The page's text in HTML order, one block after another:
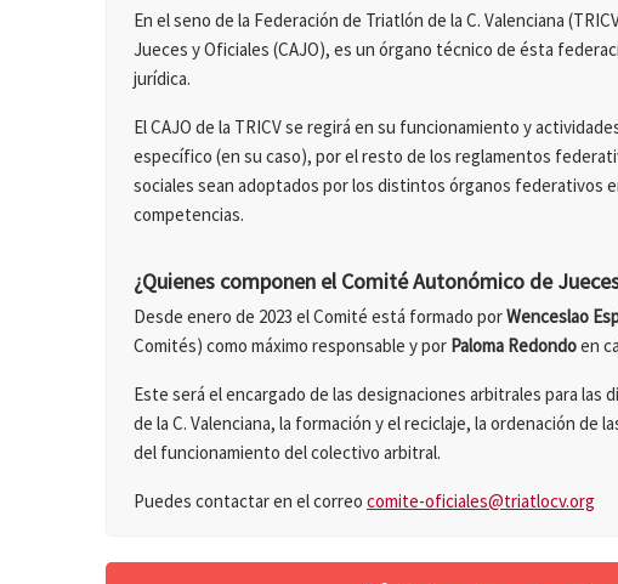
En el seno de la Federación de Triatlón de la C. Valenciana
Jueces y Oficiales (CAJO), es un órgano técnico de ésta
jurídica.
El CAJO de la TRICV se regirá en su funcionamiento y
específico (en su caso), por el resto de los reglamentos
sociales sean adoptados por los distintos órganos federativos
competencias.
¿Quienes componen el Comité Autonómico de
Desde enero de 2023 el Comité está formado porWenceslao
Comités) como máximo responsable y por Paloma Redondoen
Este será el encargado de las designaciones arbitrales para
de la C. Valenciana, la formación y el reciclaje, la ordenación de
del funcionamiento del colectivo arbitral.
Puedes contactar en el correo comite-oficiales@triatlocv.org